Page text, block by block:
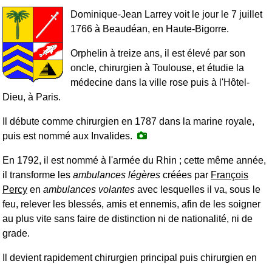
Dominique-Jean Larrey voit le jour le 7 juillet
1766 à Beaudéan, en Haute-Bigorre.
Orphelin à treize ans, il est élevé par son
oncle, chirurgien à Toulouse, et étudie la
médecine dans la ville rose puis à l'Hôtel-
Dieu, à Paris.
Il débute comme chirurgien en 1787 dans la marine royale,
puis est nommé aux Invalides.
En 1792, il est nommé à l'armée du Rhin ; cette même année,
il transforme les ambulances légères créées par François
Percy en ambulances volantes avec lesquelles il va, sous le
feu, relever les blessés, amis et ennemis, afin de les soigner
au plus vite sans faire de distinction ni de nationalité, ni de
grade.
Il devient rapidement chirurgien principal puis chirurgien en